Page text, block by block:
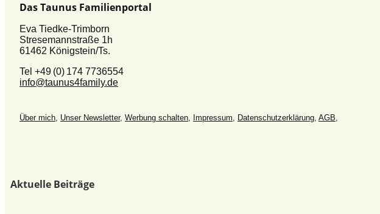
Das Taunus Familienportal
Eva Tiedke-Trimborn
Stresemannstraße 1h
61462 Königstein/Ts.
Tel +49 (0) 174 7736554
info@taunus4family.de
Über mich, Unser Newsletter, Werbung schalten, Impressum, Datenschutz­erklärung, AGB,
Aktuelle Beiträge